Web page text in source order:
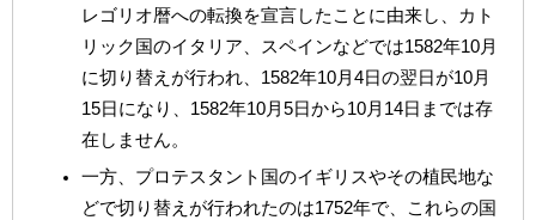
レゴリオ暦への転換を宣言したことに由来し、カト
リック国のイタリア、スペインなどでは1582年10月
に切り替えが行われ、1582年10月4日の翌日が10月
15日になり、1582年10月5日から10月14日までは存
在しません。
一方、プロテスタント国のイギリスやその植民地な
どで切り替えが行われたのは1752年で、これらの国